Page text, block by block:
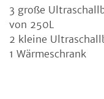
3 große
von 250L
2 kleine
1 Wärmeschrank